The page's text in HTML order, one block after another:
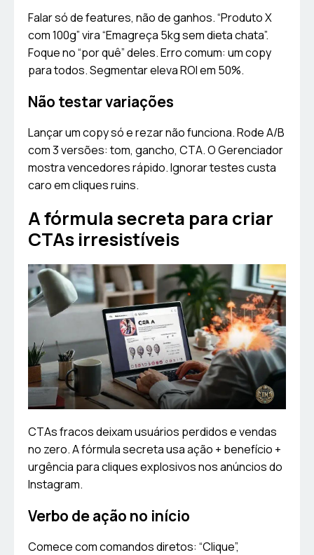
Falar só de features, não de ganhos. “Produto X
com 100g” vira “Emagreça 5kg sem dieta chata”.
Foque no “por quê” deles. Erro comum: um copy
para todos. Segmentar eleva ROI em 50%.
Não testar variações
Lançar um copy só e rezar não funciona. Rode A/B
com 3 versões: tom, gancho, CTA. O Gerenciador
mostra vencedores rápido. Ignorar testes custa
caro em cliques ruins.
A fórmula secreta para criar
CTAs irresistíveis
CTAs fracos deixam usuários perdidos e vendas
no zero. A fórmula secreta usa ação + benefício +
urgência para cliques explosivos nos anúncios do
Instagram.
Verbo de ação no início
Comece com comandos diretos: “Clique”,